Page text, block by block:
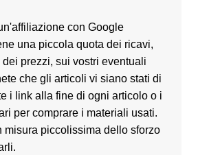
con Google
una piccola quota dei ricavi,
prezzi, sui vostri eventuali
che gli articoli vi siano stati di
i link alla fine di ogni articolo o i
per comprare i materiali usati.
misura piccolissima dello sforzo